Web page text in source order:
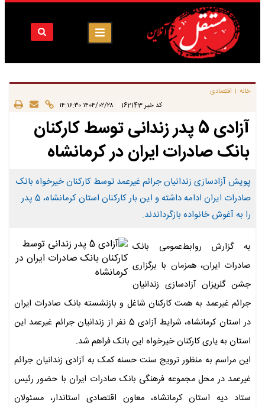
خانه | اقتصادی
کد خبر 162143 ۱۴۰۴/۰۲/۲۸ ۱۴:۱۶:۳۰
آزادی 5 پدر زندانی توسط کارکنان
بانک صادرات ایران در کرمانشاه
​پویش آزادسازی زندانیان جرائم غیرعمد توسط کارکنان خیرخواه بانک
صادرات ایران ادامه داشته و این بار کارکنان استان کرمانشاه، 5 پدر
را به آغوش خانواده بازگرداندند.
به گزارش روابط‌عمومی بانک
صادرات ایران، همزمان با برگزاری
جشن گلریزان آزادسازی زندانیان
جرائم غیرعمد به همت کارکنان شاغل و بازنشسته بانک صادرات ایران
در استان کرمانشاه، شرایط آزادی 5 نفر از زندانیان جرائم غیرعمد این
استان به یاری کارکنان خیرخواه این بانک فراهم شد.
این مراسم به منظور ترویج سنت حسنه کمک به آزادی زندانیان جرائم
غیرعمد در محل مجموعه فرهنگی بانک صادرات ایران با حضور رئیس
ستاد دیه استان کرمانشاه، معاون اقتصادی استاندار، مسئولان